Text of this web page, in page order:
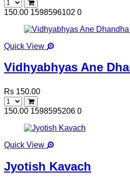
150.00 1598596102 0
Quick View
Vidhyabhyas Ane
Rs 150.00
150.00 1598595206 0
Quick View
Jyotish Kavach